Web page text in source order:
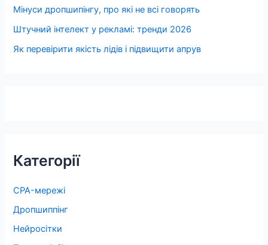
Мінуси дропшипінгу, про які не всі говорять
Штучний інтелект у рекламі: тренди 2026
Як перевірити якість лідів і підвищити апрув
Категорії
CPA-мережі
Дропшиппінг
Нейросітки